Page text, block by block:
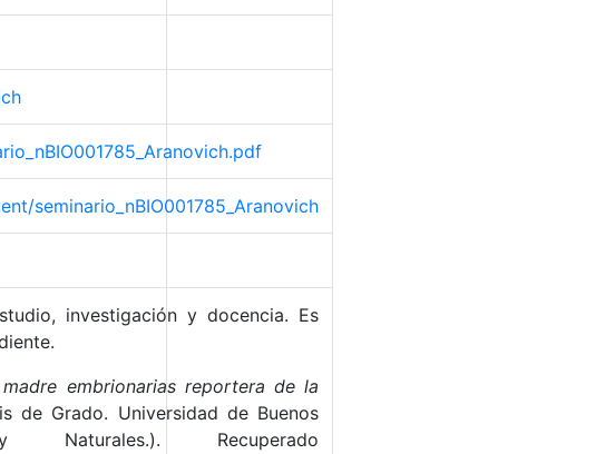
seminario_nBIO001785_Aranovich
investigación y docencia. Es
embrionarias reportera de la
de Grado. Universidad de Buenos
Recuperado